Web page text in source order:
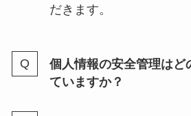
だきます。
個人情報の安全管理はど
ていますか？